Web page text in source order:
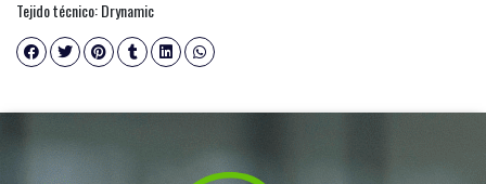
Tejido técnico: Drynamic